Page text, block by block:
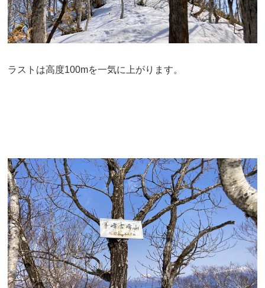
ラストは高度100mを一気に上がります。